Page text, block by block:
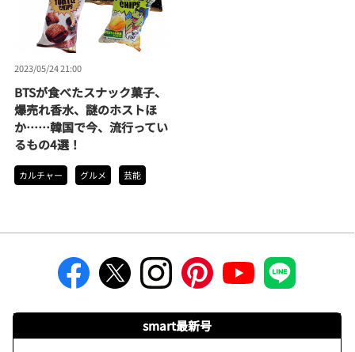
2023/05/24 21:00
BTSが食べたスナック菓子、
爆売れ香水、謎のホストほ
か……韓国で今、流行ってい
るもの4選！
カルチャー グルメ 芸能
smart最新号